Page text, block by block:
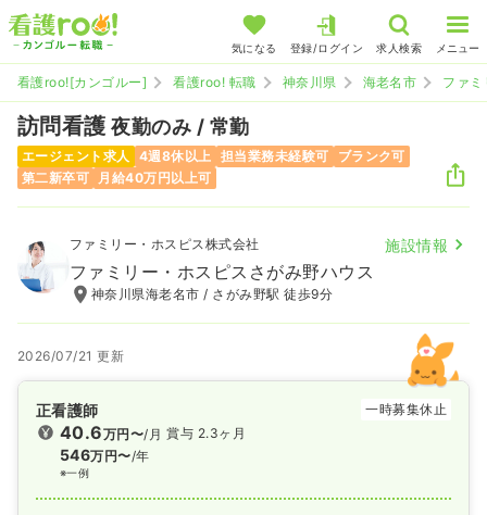
気になる 登録/ログイン 求人検索 メニュー
看護roo![カンゴルー] 看護roo! 転職 神奈川県 海老名市 ファ
訪問看護 夜勤のみ / 常勤
エージェント求人 4週8休以上 担当業務未経験可
ブランク可
第二新卒可
月給40万円以上可
ファミリー・ホスピス株式会社 施設情報
ファミリー・ホスピスさがみ野ハウス
神奈川県海老名市 / さがみ野駅 徒歩9分
2026/07/21 更新
正看護師 一時募集休止
40.6万円〜/月
546万円〜/年
※一例
賞与 2.3ヶ月